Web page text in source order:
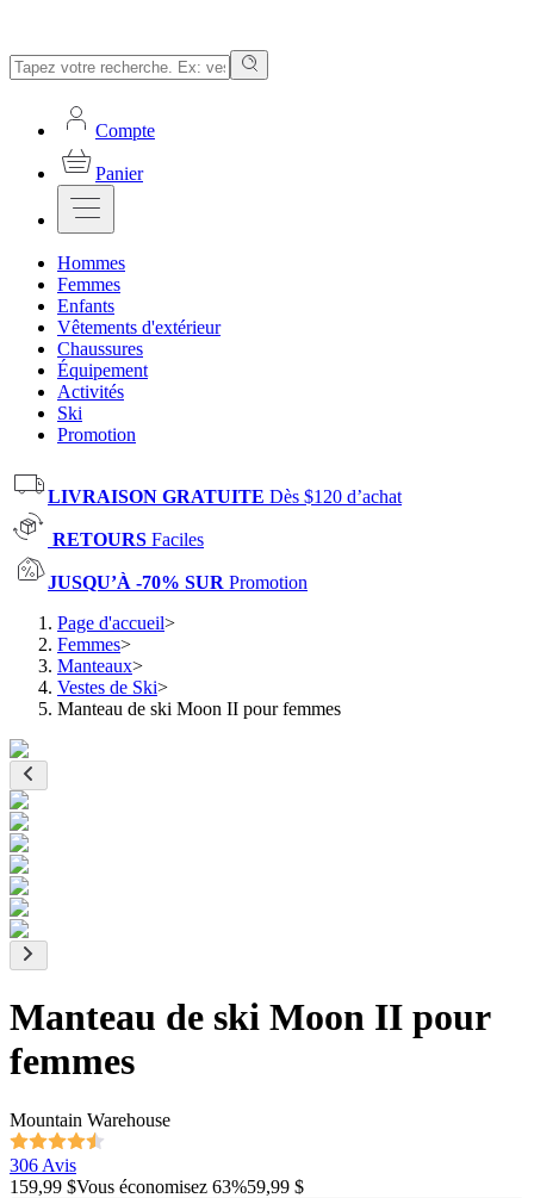
Compte
Panier
Hommes
Femmes
Enfants
Vêtements d'extérieur
Chaussures
Équipement
Activités
Ski
Promotion
LIVRAISON GRATUITE Dès $120 d’achat
RETOURS Faciles
JUSQU’À -70% SUR Promotion
Page d'accueil>
Femmes>
Manteaux>
Vestes de Ski>
Manteau de ski Moon II pour femmes
Manteau de ski Moon II pour
femmes
Mountain Warehouse
306 Avis
159,99 $Vous économisez 63%59,99 $